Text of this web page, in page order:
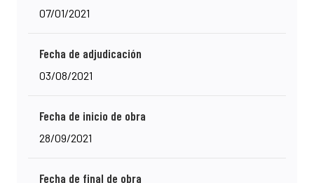
07/01/2021
Fecha de adjudicación
03/08/2021
Fecha de inicio de obra
28/09/2021
Fecha de final de obra